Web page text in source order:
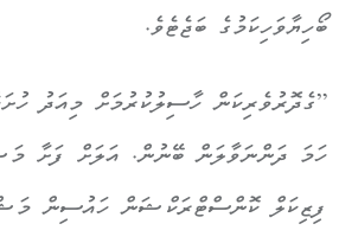
ބޯހިޔާވަހިކަމުގެ ބަޖެޓެވެ.
”ގެދޮރުވެރިކަން ހާސިލުކުރުމަށް މިއަދު
ހަމަ ދަންނަވާލަން ބޭނުން. އަލަށް ފަށާ